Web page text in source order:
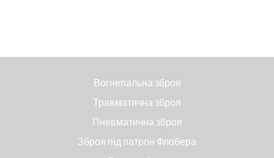
Вогнепальна зброя
Травматична зброя
Пневматична зброя
Зброя під патрон Флобера